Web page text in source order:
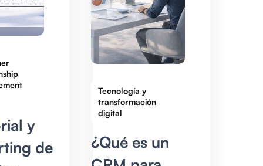
y
de
Tecnología y
transformación
digital
¿Qué es un